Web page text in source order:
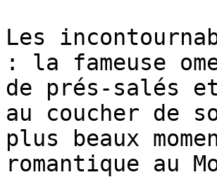
Les
: la fameuse
de prés-salés
au coucher de
plus beaux
romantique au